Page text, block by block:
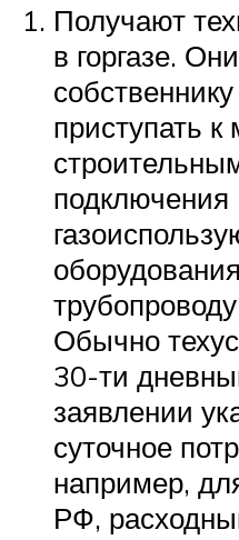
Получают
в горгазе.
приступать
подключения
Обычно
30-ти
заявлении
суточное
например,
РФ,